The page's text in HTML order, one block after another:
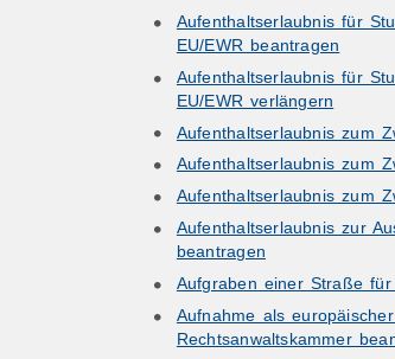
Aufenthaltserlaubnis für
EU/EWR beantragen
Aufenthaltserlaubnis für
EU/EWR verlängern
Aufenthaltserlaubnis zum
Aufenthaltserlaubnis zum
Aufenthaltserlaubnis zum
Aufenthaltserlaubnis zur
beantragen
Aufgraben einer Straße
Aufnahme als
Rechtsanwaltskammer